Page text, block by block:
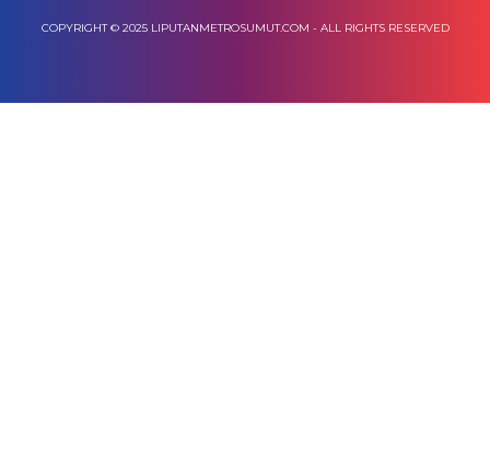
COPYRIGHT © 2025 LIPUTANMETROSUMUT.COM - ALL RIGHTS RESERVED